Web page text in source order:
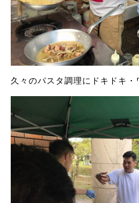
久々のパスタ調理にドキドキ・